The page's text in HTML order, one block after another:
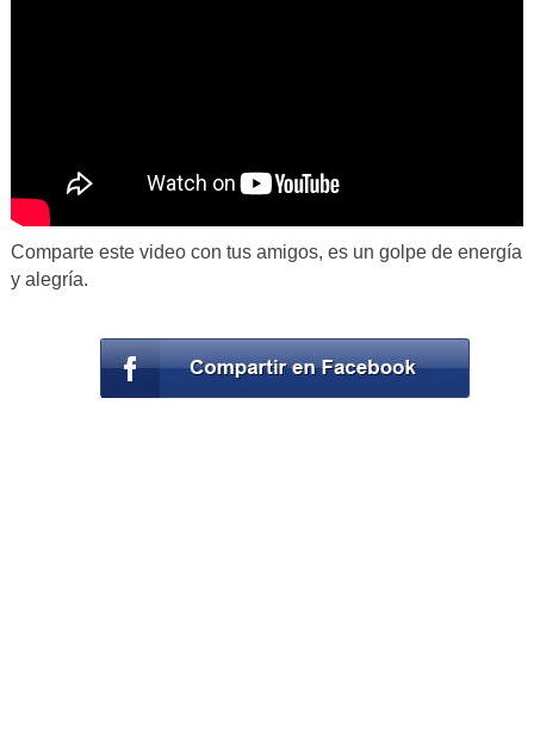
Comparte este video con tus amigos, es un golpe de energía
y alegría.